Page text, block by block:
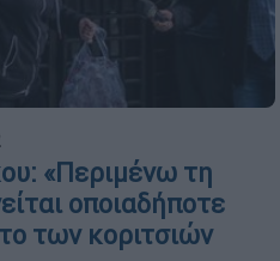
«Περιμένω τη
οποιαδήποτε
των κοριτσιών